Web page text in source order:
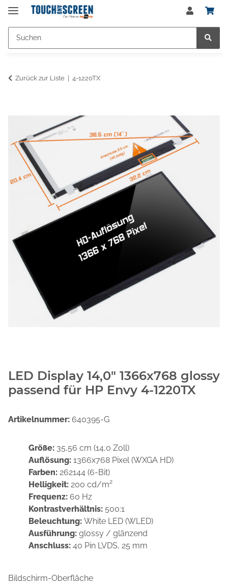
Zurück zur Liste 4-1220TX
LED Display 14,0" 1366x768 glossy
passend für HP Envy 4-1220TX
Artikelnummer: 640395-G
Größe: 35,56 cm (14,0 Zoll)
Auflösung: 1366x768 Pixel (WXGA HD)
Farben: 262144 (6-Bit)
Helligkeit: 200 cd/m²
Frequenz: 60 Hz
Kontrastverhältnis: 500:1
Beleuchtung: White LED (WLED)
Ausführung: glossy / glänzend
Anschluss: 40 Pin LVDS, 25 mm
Bildschirm-Oberfläche